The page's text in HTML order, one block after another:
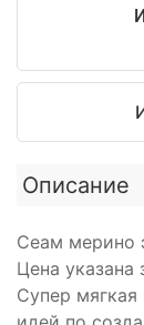
Описание
Сеам мерино
Цена указана
Супер